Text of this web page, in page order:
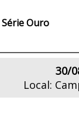
Ouro
30/
Local: